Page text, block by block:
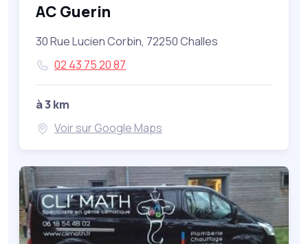
AC Guerin
30 Rue Lucien Corbin, 72250 Challes
02 43 75 20 87
à 3 km
Voir sur Google Maps